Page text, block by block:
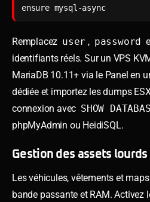
ensure mysql-async
Remplacez user , password
identifiants réels. Sur un VPS
MariaDB 10.11+ via le Panel en
dédiée et importez les dumps
connexion avec SHOW
phpMyAdmin ou HeidiSQL.
Gestion des assets
Les véhicules, vêtements et
bande passante et RAM. Activez